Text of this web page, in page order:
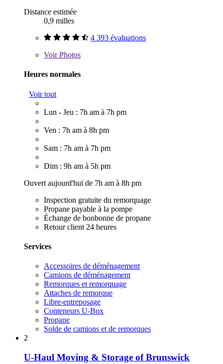
Distance estimée
0,9 milles
4 393 évaluations
VoirPhotos
Heures normales
Voir tout
Lun - Jeu : 7h am à 7h pm
Ven : 7h am à 8h pm
Sam : 7h am à 7h pm
Dim : 9h am à 5h pm
Ouvert aujourd'hui de 7h am à 8h pm
Inspection gratuite du remorquage
Propane payable à la pompe
Échange de bonbonne de propane
Retour client 24 heures
Services
Accessoires de déménagement
Camions de déménagement
Remorques et remorquage
Attaches de remorque
Libre-entreposage
Conteneurs U-Box
Propane
Solde de camions et de remorques
2
U-Haul Moving & Storage of Brunswick